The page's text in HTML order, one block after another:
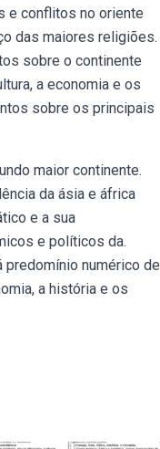
e conflitos no oriente
das maiores religiões.
sobre o continente
a economia e os
sobre os principais
maior continente.
da ásia e áfrica
e a sua
e políticos da.
numérico de
a história e os